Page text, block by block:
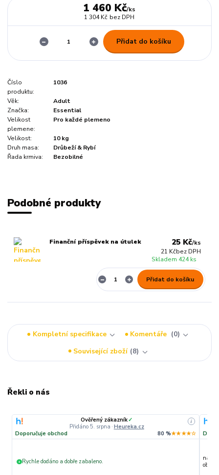
1 460 Kč/ks
1 304 Kč bez DPH
Přidat do košíku
Číslo
produktu:
1036
Věk:
Adult
Značka:
Essential
Velikost
plemene:
Pro každé plemeno
Velikost:
10 kg
Druh masa:
Drůbeží & Rybí
Řada krmiva:
Bezobilné
Podobné produkty
Finanční příspěvek na útulek 25 Kč/ks
21 Kčbez DPH
Skladem 424 ks
Přidat do košíku
Kompletní specifikace Komentáře
0
Související zboží 8
Řekli o nás
Ověřený zákazník✓
Přidáno 5. srpna · Heureka.cz
i
Doporučuje obchod 80 %★★★★☆
+ Rychle dodáno a dobře zabaleno.